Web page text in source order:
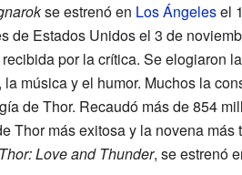
se estrenó en Los Ángelesel
de Estados Unidos el 3 de
por la crítica. Se elogiaron
la música y el humor. Muchos la
de Thor. Recaudó más de 854
Thor más exitosa y la novena más
Thor: Love and Thunder, se estrenó